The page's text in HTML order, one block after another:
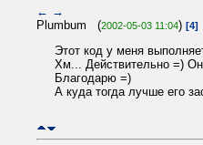
← →
Plumbum (2002-05-03 11:04) [4]
Этот код у меня
Хм... Действительно =)
Благодарю =)
А куда тогда лучше его